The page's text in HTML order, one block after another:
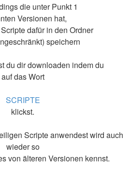
die unter Punkt 1
Versionen hat,
dafür in den Ordner
speichern
du dir downloaden indem du
auf das Wort
SCRIPTE
klickst.
Scripte anwendest wird auch
wieder so
von älteren Versionen kennst.